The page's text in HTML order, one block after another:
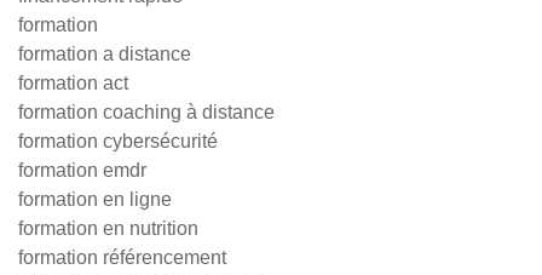
formation
formation a distance
formation act
formation coaching à distance
formation cybersécurité
formation emdr
formation en ligne
formation en nutrition
formation référencement